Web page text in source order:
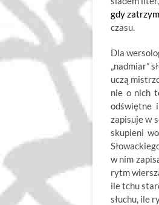
gdy
czasu.
Dla
„nadmiar”
uczą
nie o nich
odświętne
zapisuje w
skupieni
w nim
rytm
ile tchu
słuchu, ile